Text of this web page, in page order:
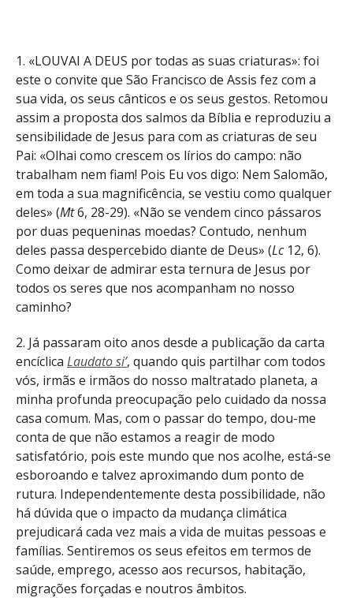
1. «LOUVAI A DEUS por todas as suas criaturas»: foi
este o convite que São Francisco de Assis fez com a
sua vida, os seus cânticos e os seus gestos. Retomou
assim a proposta dos salmos da Bíblia e reproduziu a
sensibilidade de Jesus para com as criaturas de seu
Pai: «Olhai como crescem os lírios do campo: não
trabalham nem fiam! Pois Eu vos digo: Nem Salomão,
em toda a sua magnificência, se vestiu como qualquer
deles» (Mt6, 28-29). «Não se vendem cinco pássaros
por duas pequeninas moedas? Contudo, nenhum
deles passa despercebido diante de Deus» (Lc12, 6).
Como deixar de admirar esta ternura de Jesus por
todos os seres que nos acompanham no nosso
caminho?
2. Já passaram oito anos desde a publicação da carta
encíclica Laudato si’, quando quis partilhar com todos
vós, irmãs e irmãos do nosso maltratado planeta, a
minha profunda preocupação pelo cuidado da nossa
casa comum. Mas, com o passar do tempo, dou-me
conta de que não estamos a reagir de modo
satisfatório, pois este mundo que nos acolhe, está-se
esboroando e talvez aproximando dum ponto de
rutura. Independentemente desta possibilidade, não
há dúvida que o impacto da mudança climática
prejudicará cada vez mais a vida de muitas pessoas e
famílias. Sentiremos os seus efeitos em termos de
saúde, emprego, acesso aos recursos, habitação,
migrações forçadas e noutros âmbitos.